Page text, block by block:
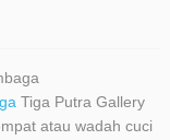
Tiga Putra Gallery
atau wadah cuci